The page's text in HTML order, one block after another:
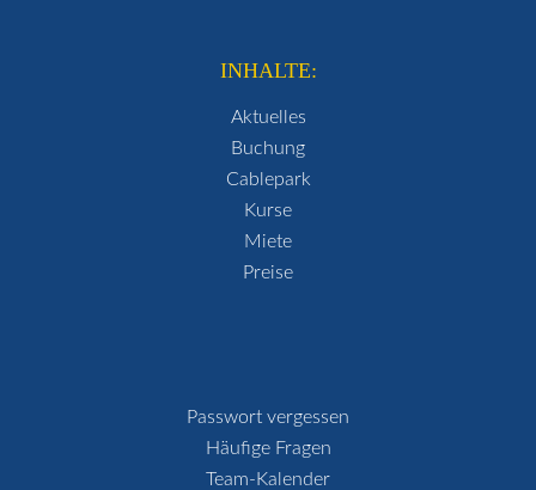
INHALTE:
Aktuelles
Buchung
Cablepark
Kurse
Miete
Preise
Passwort vergessen
Häufige Fragen
Team-Kalender